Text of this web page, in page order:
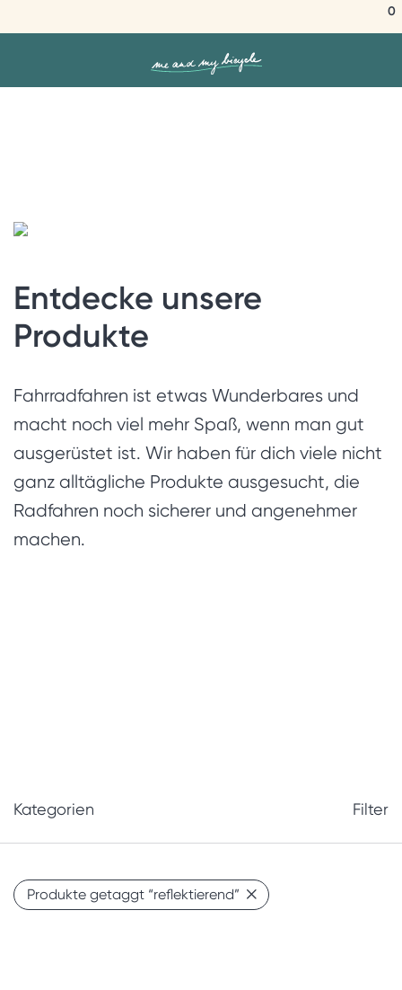
0
Entdecke unsere
Produkte
Fahrradfahren ist etwas Wunderbares und
macht noch viel mehr Spaß, wenn man gut
ausgerüstet ist. Wir haben für dich viele nicht
ganz alltägliche Produkte ausgesucht, die
Radfahren noch sicherer und angenehmer
machen.
Kategorien Filter
Produkte getaggt “reflektierend”